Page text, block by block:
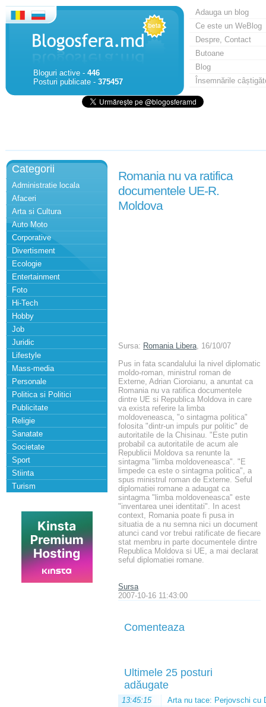
Bloguri active - 446
Posturi publicate - 375457
Adauga un blog
Ce este un WeBlog
Despre, Contact
Butoane
Blog
Însemnările
Categorii
Administratie locala
Afaceri
Arta si Cultura
Auto Moto
Corporative
Divertisment
Ecologie
Entertainment
Foto
Hi-Tech
Hobby
Job
Juridic
Lifestyle
Mass-media
Personale
Politica si Politici
Publicitate
Religie
Sanatate
Societate
Sport
Stiinta
Turism
Romania nu va ratifica
documentele UE-R.
Moldova
Sursa: Romania Libera, 16/10/07
Pus in fata scandalului la nivel diplomatic
moldo-roman, ministrul roman de
Externe, Adrian Cioroianu, a anuntat ca
Romania nu va ratifica documentele
dintre UE si Republica Moldova in care
va exista referire la limba
moldoveneasca, "o sintagma politica"
folosita "dintr-un impuls pur politic" de
autoritatile de la Chisinau. "Este putin
probabil ca autoritatile de acum ale
Republicii Moldova sa renunte la
sintagma "limba moldoveneasca". "E
limpede ca este o sintagma politica", a
spus ministrul roman de Externe. Seful
diplomatiei romane a adaugat ca
sintagma "limba moldoveneasca" este
"inventarea unei identitati". In acest
context, Romania poate fi pusa in
situatia de a nu semna nici un document
atunci cand vor trebui ratificate de fiecare
stat membru in parte documentele dintre
Republica Moldova si UE, a mai declarat
seful diplomatiei romane.
Sursa
2007-10-16 11:43:00
Comenteaza
Ultimele 25 posturi
adăugate
13:45:15
Arta nu tace: Perjovschi cu